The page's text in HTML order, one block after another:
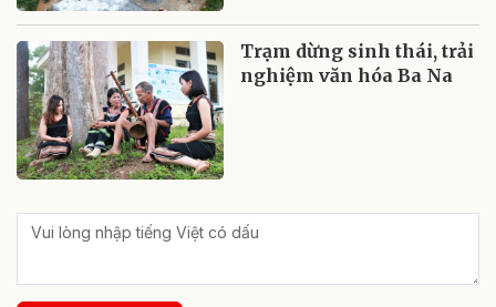
Trạm dừng sinh thái, trải
nghiệm văn hóa Ba Na